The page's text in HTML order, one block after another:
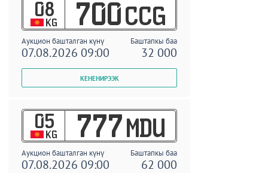
08
KG 700 CCG
Аукцион башталган күнү Баштапкы баа
07.08.2026 09:00 32 000
05
KG 777 MDU
Аукцион башталган күнү Баштапкы баа
07.08.2026 09:00 62 000